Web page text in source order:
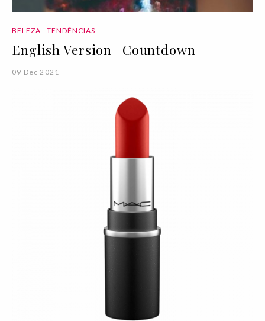
BELEZA TENDÊNCIAS
English Version | Countdown
09 Dec 2021